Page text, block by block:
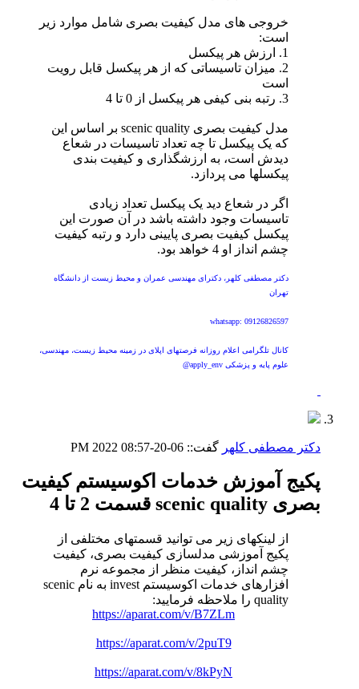
خروجی های مدل کیفیت بصری شامل موارد زیر
است:
1. ارزش هر پیکسل
2. میزان تاسیساتی که از هر پیکسل قابل رویت
است
3. رتبه بنی کیفی هر پیکسل از 0 تا 4
مدل کیفیت بصری scenic quality بر اساس این
که یک پیکسل تا چه تعداد تاسیسات در شعاع
دیدش است، به ارزشگذاری و کیفیت بندی
پیکسلها می پردازد.
اگر در شعاع دید یک پیکسل تعداد زیادی
تاسیسات وجود داشته باشد در آن صورت این
پیکسل کیفیت بصری پایینی دارد و رتبه کیفیت
چشم انداز او 4 خواهد بود.
دکتر مصطفی کلهر، دکترای مهندسی عمران و محیط زیست از دانشگاه
تهران
whatsapp: 09126826597
کانال تلگرامی اعلام روزانه فرصتهای اپلای در زمینه محیط زیست، مهندسی،
علوم پایه و پزشکی apply_env@
دکتر مصطفی کلهر گفت:: 06-20-2022
08:57 PM
پکیج آموزش خدمات اکوسیستم کیفیت
بصری scenic quality قسمت 2 تا 4
از لینکهای زیر می توانید قسمتهای مختلفی از
پکیج آموزشی مدلسازی کیفیت بصری، کیفیت
چشم انداز، کیفیت منظر از مجموعه نرم
افزارهای خدمات اکوسیستم invest به نام scenic
quality را ملاحظه فرمایید:
https://aparat.com/v/B7ZLm
https://aparat.com/v/2puT9
https://aparat.com/v/8kPyN